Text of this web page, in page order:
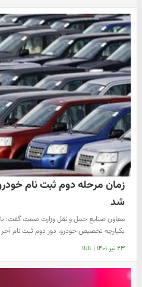
زمان مرحله دوم ثبت نام
شد
معاون صنایع حمل و نقل وزارت صمت گفت: با
یکپارچه تخصیص خودرو، دور دوم ثبت نام آخر
۲۳ تیر ۱۴۰۱ | ۱۱:۱۱